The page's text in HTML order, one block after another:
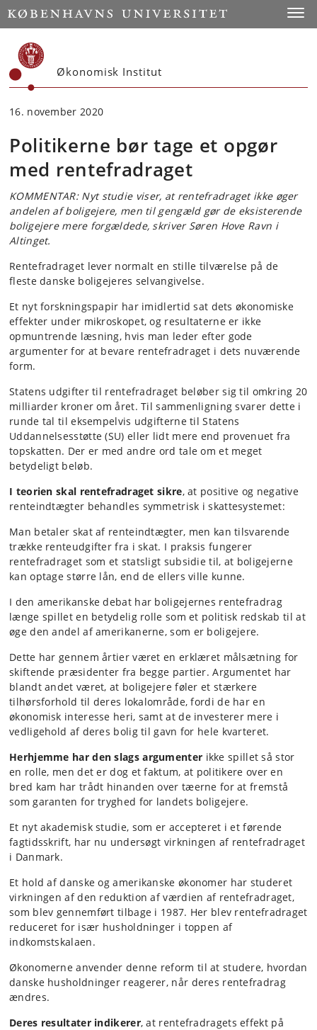
Start
Økonomisk Institut
16. november 2020
Politikerne bør tage et opgør
med rentefradraget
KOMMENTAR: Nyt studie viser, at rentefradraget ikke øger
andelen af boligejere, men til gengæld gør de eksisterende
boligejere mere forgældede, skriver Søren Hove Ravn i
Altinget.
Rentefradraget lever normalt en stille tilværelse på de
fleste danske boligejeres selvangivelse.
Et nyt forskningspapir har imidlertid sat dets økonomiske
effekter under mikroskopet, og resultaterne er ikke
opmuntrende læsning, hvis man leder efter gode
argumenter for at bevare rentefradraget i dets nuværende
form.
Statens udgifter til rentefradraget beløber sig til omkring 20
milliarder kroner om året. Til sammenligning svarer dette i
runde tal til eksempelvis udgifterne til Statens
Uddannelsesstøtte (SU) eller lidt mere end provenuet fra
topskatten. Der er med andre ord tale om et meget
betydeligt beløb.
I teorien skal rentefradraget sikre, at positive og negative
renteindtægter behandles symmetrisk i skattesystemet:
Man betaler skat af renteindtægter, men kan tilsvarende
trække renteudgifter fra i skat. I praksis fungerer
rentefradraget som et statsligt subsidie til, at boligejerne
kan optage større lån, end de ellers ville kunne.
I den amerikanske debat har boligejernes rentefradrag
længe spillet en betydelig rolle som et politisk redskab til at
øge den andel af amerikanerne, som er boligejere.
Dette har gennem årtier været en erklæret målsætning for
skiftende præsidenter fra begge partier. Argumentet har
blandt andet været, at boligejere føler et stærkere
tilhørsforhold til deres lokalområde, fordi de har en
økonomisk interesse heri, samt at de investerer mere i
vedligehold af deres bolig til gavn for hele kvarteret.
Herhjemme har den slags argumenter ikke spillet så stor
en rolle, men det er dog et faktum, at politikere over en
bred kam har trådt hinanden over tæerne for at fremstå
som garanten for tryghed for landets boligejere.
Et nyt akademisk studie, som er accepteret i et førende
fagtidsskrift, har nu undersøgt virkningen af rentefradraget
i Danmark.
Et hold af danske og amerikanske økonomer har studeret
virkningen af den reduktion af værdien af rentefradraget,
som blev gennemført tilbage i 1987. Her blev rentefradraget
reduceret for især husholdninger i toppen af
indkomstskalaen.
Økonomerne anvender denne reform til at studere, hvordan
danske husholdninger reagerer, når deres rentefradrag
ændres.
Deres resultater indikerer, at rentefradragets effekt på